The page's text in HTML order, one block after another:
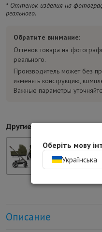
* Оттенок изделия на
реального.
Обратите внимание:
Оттенок товара на
реального.
Производитель может без
изменять конструкцию,
Важные параметры
Другие цвета:
Описание
Оберіть мову
Українська